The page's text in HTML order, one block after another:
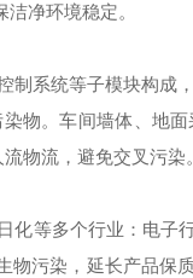
净环境稳定。
制系统等子模块构成
染物。车间墙体、地
物流，避免交叉污染。
化等多个行业：电子
物污染，延长产品保